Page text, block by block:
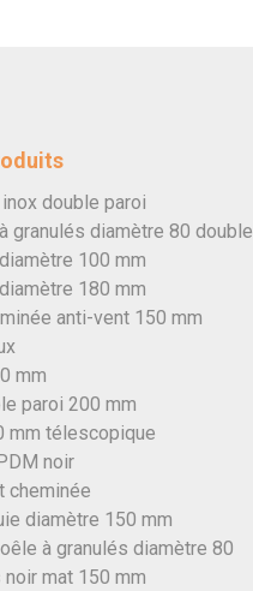
double paroi
granulés diamètre 80
100 mm
180 mm
anti-vent 150 mm
mm
paroi 200 mm
mm télescopique
noir
cheminée
diamètre 150 mm
à granulés diamètre 80
mat 150 mm